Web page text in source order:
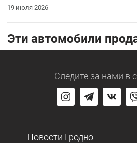
19 июля 2026
Эти автомобили
Следите за нами в
Новости Гродно